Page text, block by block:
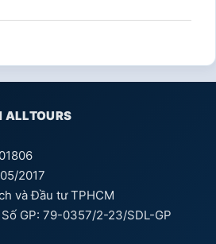
ALLTOURS
2017
và Đầu tư TPHCM
GP: 79-0357/2-23/SDL-GP